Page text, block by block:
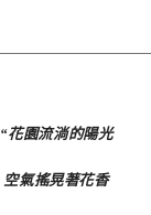
“花園流淌的陽光
空氣搖晃著花香